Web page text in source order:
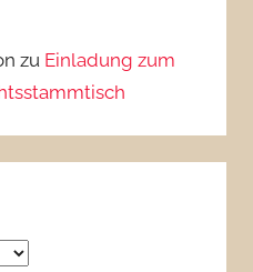
zu Einladung zum